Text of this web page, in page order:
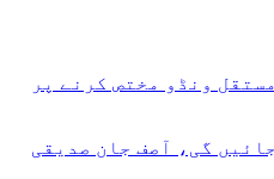
ونڈو مختص کرنے پر
گی، آصف جان صدیقی